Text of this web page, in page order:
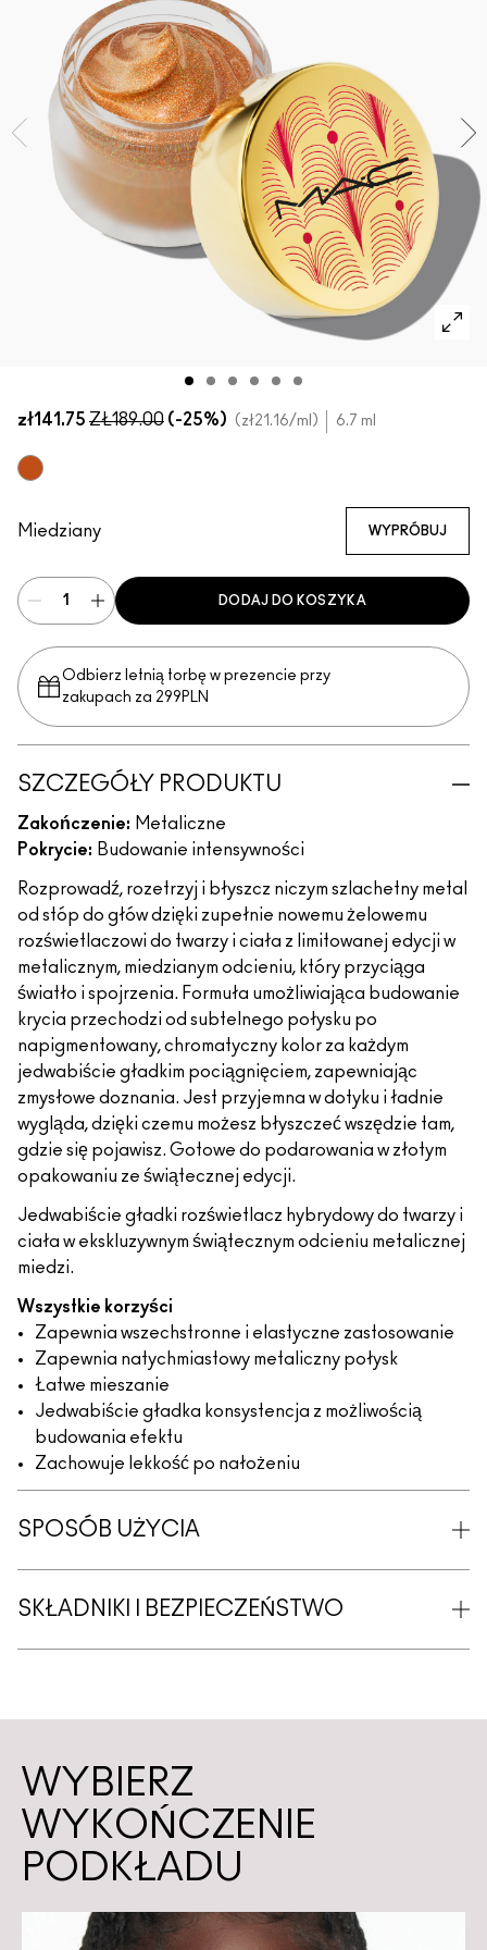
SPRAWDŹ WSZYSTKIE PRODUKTY DO TWARZY
Mini M·A·C
SPRAWDŹ WSZYSTKIE PRODUKTY DO OCZU
SPRAWDŹ WSZYSTKIE PĘDZLE
zł141.75 ZŁ189.00 (-25%) zł21.16/ml 6.7 ml
Miedziany WYPRÓBUJ
DODAJ DO KOSZYKA
Odbierz letnią torbę w prezencie przy
zakupach za 299PLN
SZCZEGÓŁY PRODUKTU
Zakończenie: Metaliczne
Pokrycie: Budowanie intensywności
Rozprowadź, rozetrzyj i błyszcz niczym szlachetny metal
od stóp do głów dzięki zupełnie nowemu żelowemu
rozświetlaczowi do twarzy i ciała z limitowanej edycji w
metalicznym, miedzianym odcieniu, który przyciąga
światło i spojrzenia. Formuła umożliwiająca budowanie
krycia przechodzi od subtelnego połysku po
napigmentowany, chromatyczny kolor za każdym
jedwabiście gładkim pociągnięciem, zapewniając
zmysłowe doznania. Jest przyjemna w dotyku i ładnie
wygląda, dzięki czemu możesz błyszczeć wszędzie tam,
gdzie się pojawisz. Gotowe do podarowania w złotym
opakowaniu ze świątecznej edycji.
Jedwabiście gładki rozświetlacz hybrydowy do twarzy i
ciała w ekskluzywnym świątecznym odcieniu metalicznej
miedzi.
Wszystkie korzyści
Zapewnia wszechstronne i elastyczne zastosowanie
Zapewnia natychmiastowy metaliczny połysk
Łatwe mieszanie
Jedwabiście gładka konsystencja z możliwością
budowania efektu
Zachowuje lekkość po nałożeniu
SPOSÓB UŻYCIA
SKŁADNIKI I BEZPIECZEŃSTWO
WYBIERZ
WYKOŃCZENIE
PODKŁADU